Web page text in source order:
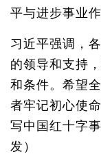
平与进步事业
习近平强调，
的领导和支持
和条件。希望
者牢记初心使
写中国红十字
发）